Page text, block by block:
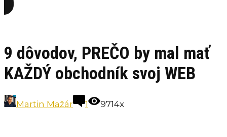
9 dôvodov, PREČO by mal mať
KAŽDÝ obchodník svoj WEB
Martin Mažár 1 9714x